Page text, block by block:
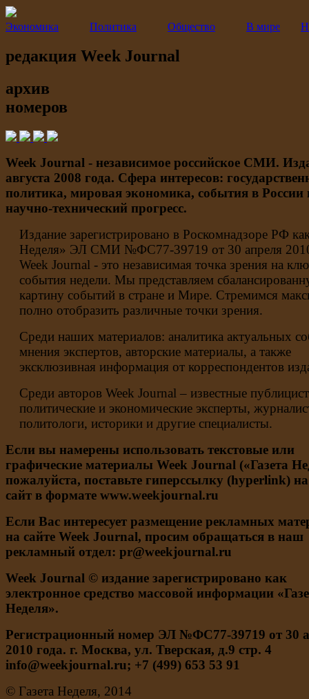
Экономика Политика Общество В мире
редакция Week Journal
архив
номеров
Week Journal - независимое российское СМИ.
августа 2008 года. Сфера интересов:
политика, мировая экономика, события в
научно-технический прогресс.
Издание зарегистрировано в Роскомнадзоре РФ
Неделя» ЭЛ СМИ №ФС77-39719 от 30 апреля
Week Journal - это независимая точка зрения на
события недели. Мы представляем
картину событий в стране и Мире. Стремимся
полно отобразить различные точки зрения.
Среди наших материалов: аналитика актуальных
мнения экспертов, авторские материалы, а также
эксклюзивная информация от корреспондентов
Среди авторов Week Journal – известные
политические и экономические эксперты,
политологи, историки и другие специалисты.
Если вы намерены использовать текстовые или
графические материалы Week Journal («Газета
пожалуйста, поставьте гиперссылку (hyperlink)
сайт в формате www.weekjournal.ru
Если Вас интересует размещение рекламных
на сайте Week Journal, просим обращаться в наш
рекламный отдел: pr@weekjournal.ru
Week Journal © издание зарегистрировано как
электронное средство массовой информации
Неделя».
Регистрационный номер ЭЛ №ФС77-39719 от 30
2010 года. г. Москва, ул. Тверская, д.9 стр. 4
info@weekjournal.ru; +7 (499) 653 53 91
© Газета Неделя, 2014